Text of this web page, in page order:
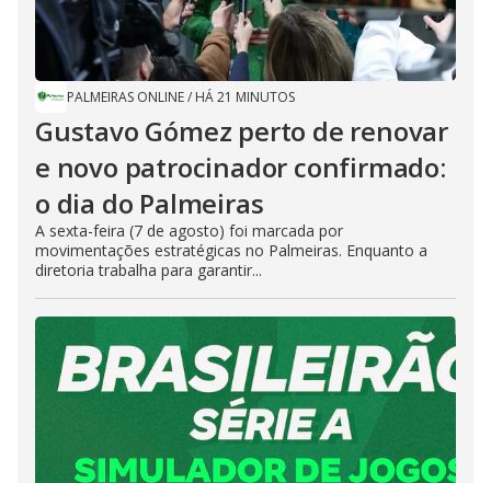
PALMEIRAS ONLINE/ HÁ 21 MINUTOS
Gustavo Gómez perto de renovar
e novo patrocinador confirmado:
o dia do Palmeiras
A sexta-feira (7 de agosto) foi marcada por
movimentações estratégicas no Palmeiras. Enquanto a
diretoria trabalha para garantir...